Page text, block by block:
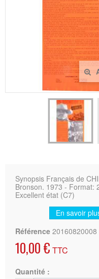
Synopsis Français de
Bronson. 1973 - Format:
Excellent état (C7)
En savoir
Référence 20160820008
10,00 € TTC
Quantité :